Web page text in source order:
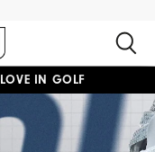
IN GOLF